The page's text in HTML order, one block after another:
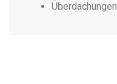
Überdachungen